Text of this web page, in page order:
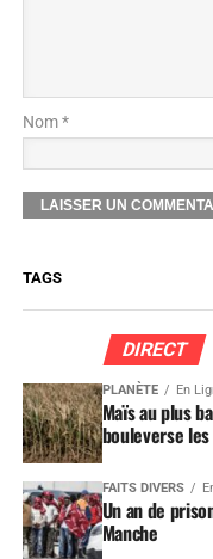
Nom *
TAGS
DIRECT
PLANÈTE En
Maïs au plus
bouleverse
FAITS DIVERS
Un an de
Manche